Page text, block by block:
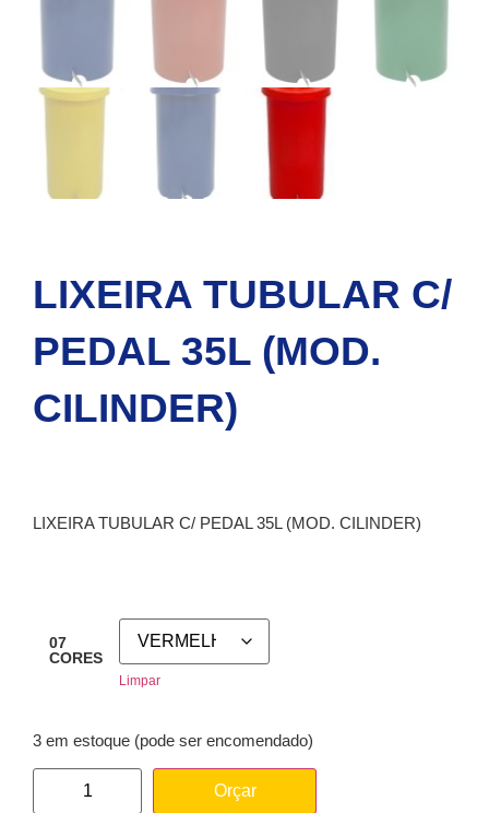
LIXEIRA TUBULAR C/
PEDAL 35L (MOD.
CILINDER)
LIXEIRA TUBULAR C/ PEDAL 35L (MOD. CILINDER)
07
CORES
Limpar
3 em estoque (pode ser encomendado)
Orçar